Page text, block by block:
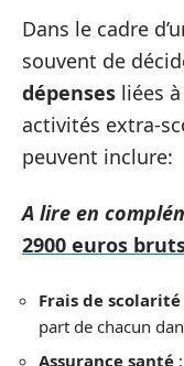
Dans le cadre
souvent de
dépenses liées
activités extra-
peuvent inclure:
A lire en
2900 euros
Frais de scolarité
part de chacun
Assurance santé